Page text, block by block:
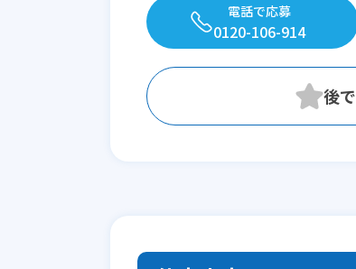
電話で応募
0120-106-914